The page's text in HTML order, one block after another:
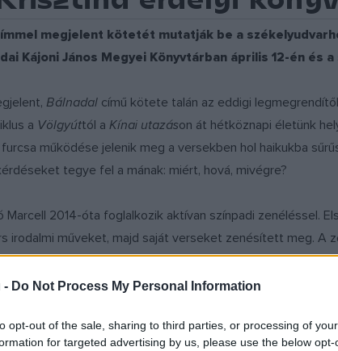
- Do Not Process My Personal Information
opt-out of the sale, sharing to third parties, or processing of
for targeted advertising by us, please use the below
megjelent kötetét mutatják be a
Kájoni János Megyei Könyvtárban április 12-én
Bálnadal című kötete talán az eddigi
a Völgyúttól a Kínai utazáson át hétköznapi életünk
működése jelenik meg a versekben hol haikukba
tegye fel a mának: miért, hová, mivégre?
2014-óta foglalkozik aktívan színpadi zenéléssel.
műveket, majd saját verseket zenésített meg. A
megalapította a Folksteps zenekart, ami a magyar
komoly sikereket ért el. 2020 nyarán belépett a
2021 decemberében jelent meg.